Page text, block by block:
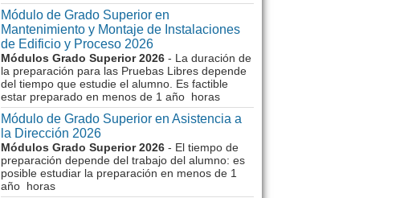
Módulo de Grado Superior en
Mantenimiento y Montaje de Instalaciones
de Edificio y Proceso 2026
Módulos Grado Superior 2026 - La duración de
la preparación para las Pruebas Libres depende
del tiempo que estudie el alumno. Es factible
estar preparado en menos de 1 año horas
Módulo de Grado Superior en Asistencia a
la Dirección 2026
Módulos Grado Superior 2026 - El tiempo de
preparación depende del trabajo del alumno: es
posible estudiar la preparación en menos de 1
año horas